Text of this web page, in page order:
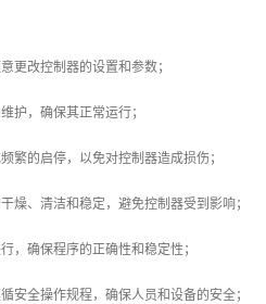
更改控制器的设置和参数；
护，确保其正常运行；
繁的启停，以免对控制器造成损伤；
燥、清洁和稳定，避免控制器受到影响；
，确保程序的正确性和稳定性；
安全操作规程，确保人员和设备的安全；